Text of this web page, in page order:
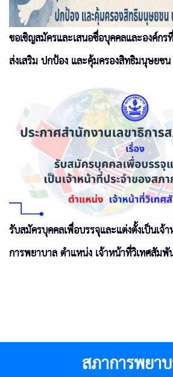
ขอเชิญสมัครและเสนอชื่อบุคคลและองค์กร
ส่งเสริม ปกป้อง และคุ้มครองสิทธิมนุษยช
รับสมัครบุคคลเพื่อบรรจุและแต่งตั้งเป็นเจ้
การพยาบาล ตำแหน่ง เจ้าหน้าที่วิเทศสัมพั
สภาการพยา